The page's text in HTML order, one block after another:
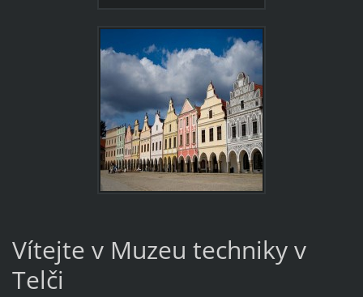
Vítejte v Muzeu techniky v
Telči